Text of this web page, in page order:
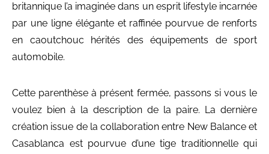
britannique l’a imaginée dans un esprit lifestyle incarnée
par une ligne élégante et raffinée pourvue de renforts
en caoutchouc hérités des équipements de sport
automobile.
Cette parenthèse à présent fermée, passons si vous le
voulez bien à la description de la paire. La dernière
création issue de la collaboration entre New Balance et
Casablanca est pourvue d’une tige traditionnelle qui